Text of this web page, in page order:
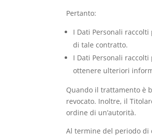
Pertanto:
I Dati Personali
di tale contratto.
I Dati Personali
ottenere ulteriori
Quando il trattamento è
revocato. Inoltre, il
ordine di un’autorità.
Al termine del periodo di